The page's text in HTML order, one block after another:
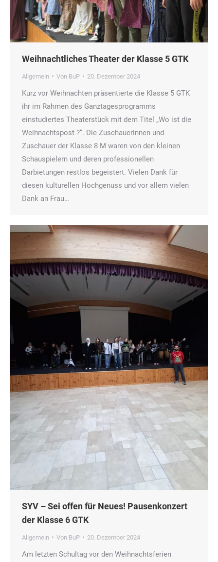
Weihnachtliches Theater der Klasse 5 GTK
Allgemein Von BuP 20. Dezember 2024
Kurz vor Weihnachten präsentierte die Klasse 5 GTK
ihr im Rahmen des Ganztagesprogramms
einstudiertes Theaterstück mit dem Titel „Wo ist die
Weihnachtspost ?“. Die Zuschauerinnen und
Zuschauer der Klasse 8 M waren von den kleinen
Schauspielern und deren professionellen
Darbietungen restlos begeistert. Vielen Dank für
diesen kulturellen Hochgenuss und vor allem vielen
Dank an Frau…
SYV – Sei offen für Neues! Pausenkonzert
der Klasse 6 GTK
Allgemein Von BuP 20. Dezember 2024
Am letzten Schultag vor den Weihnachtsferien